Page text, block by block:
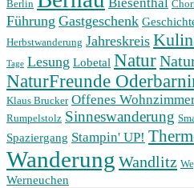
Berlin Biesenthal
Führung Gastgeschenk
Herbstwanderung Jahreskreis
Tage Lesung Lobetal Natur
NaturFreunde
Klaus Brucker Offenes
Rumpelstolz Sinneswanderung
Spaziergang Stampin' UP!
Wanderung Wandlitz
Werneuchen